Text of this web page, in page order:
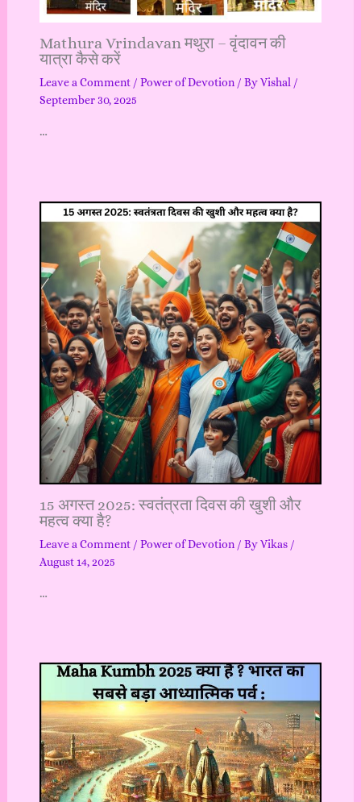
Mathura Vrindavan मथुरा – वृंदावन की
यात्रा कैसे करें
Leave a Comment / Power of Devotion/ ByVishal /
September 30, 2025
…
15 अगस्त 2025: स्वतंत्रता दिवस की खुशी और
महत्व क्या है?
Leave a Comment / Power of Devotion/ ByVikas /
August 14, 2025
…